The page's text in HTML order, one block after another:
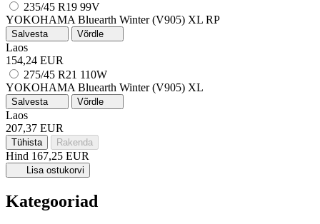
235/45 R19 99V
YOKOHAMA Bluearth Winter (V905) XL RP
Salvesta Võrdle
Laos
154,24 EUR
275/45 R21 110W
YOKOHAMA Bluearth Winter (V905) XL
Salvesta Võrdle
Laos
207,37 EUR
Tühista Rakenda
Hind 167,25 EUR
Lisa ostukorvi
Kategooriad